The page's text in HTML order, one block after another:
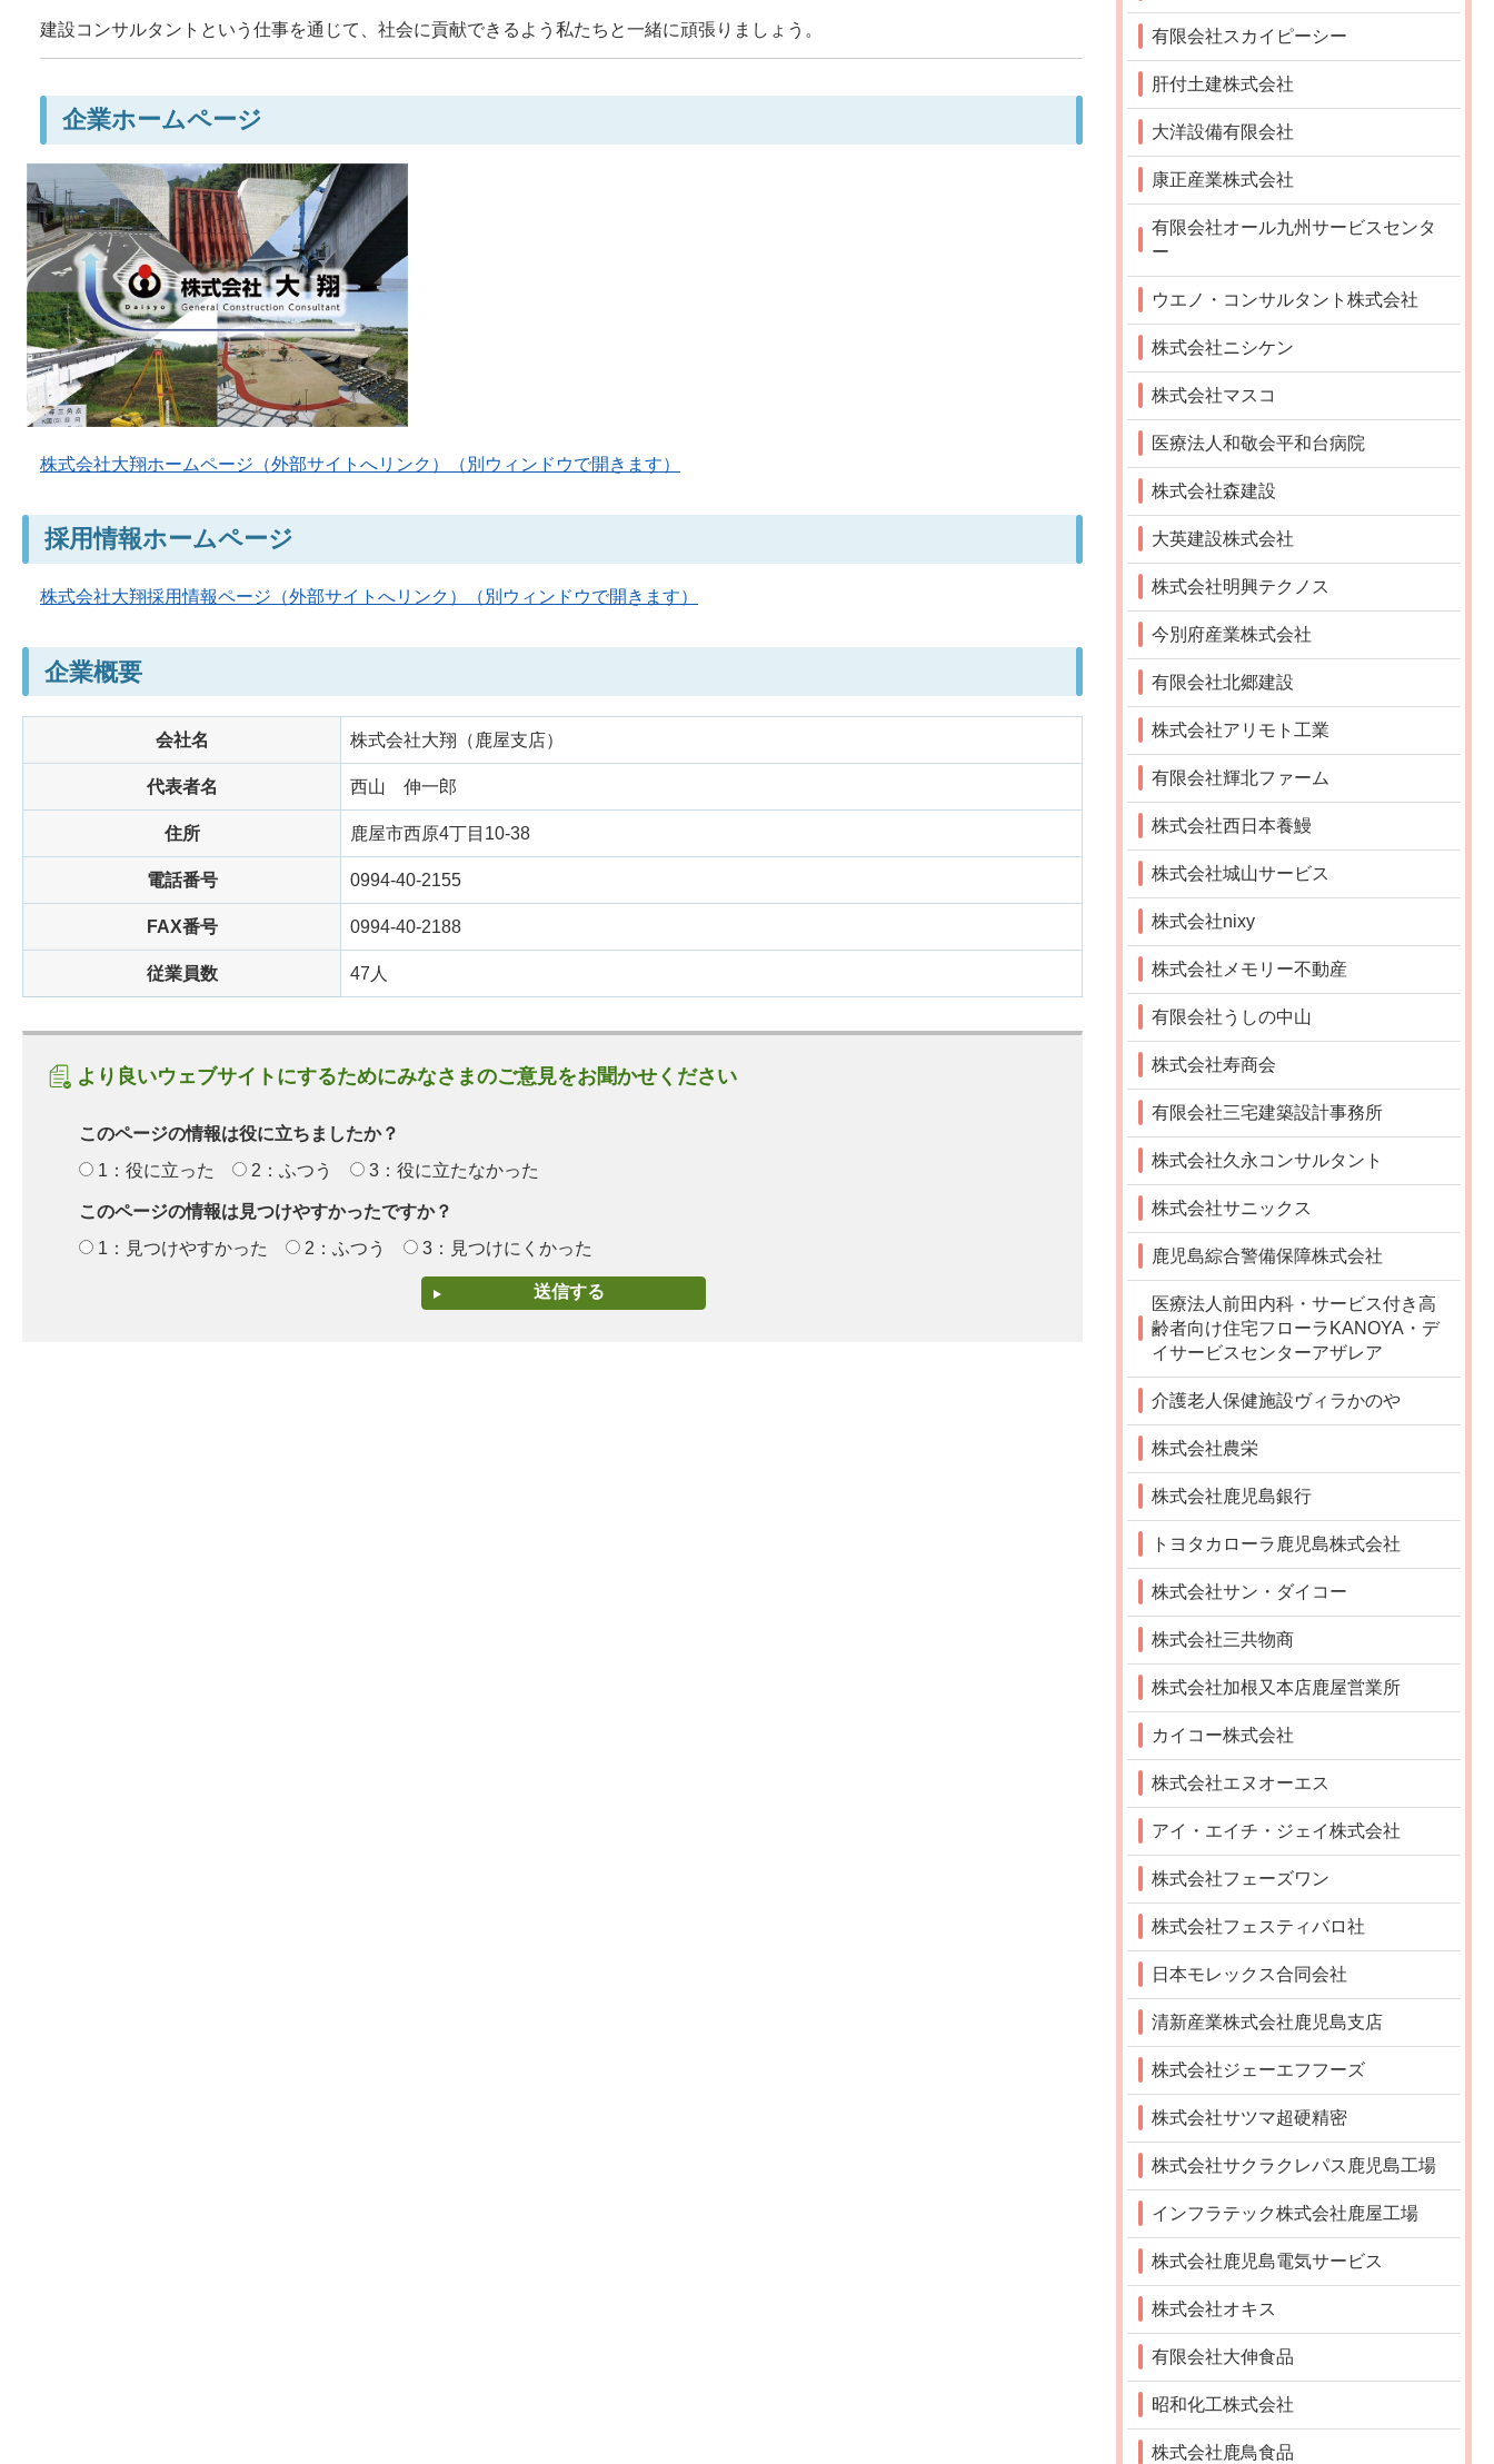
建設コンサルタントという仕事を通じて、社会に貢献できるよう私たちと一緒に頑張りましょう。
企業ホームページ
株式会社大翔ホームページ（外部サイトへリンク）（別ウィンドウで開きます）
採用情報ホームページ
株式会社大翔採用情報ページ（外部サイトへリンク）（別ウィンドウで開きます）
企業概要
会社名 株式会社大翔（鹿屋支店）
代表者名 西山 伸一郎
住所 鹿屋市西原4丁目10-38
電話番号 0994-40-2155
FAX番号 0994-40-2188
従業員数 47人
より良いウェブサイトにするためにみなさまのご意見をお聞かせください
このページの情報は役に立ちましたか？
1：役に立った
2：ふつう 3：役に立たなかった
このページの情報は見つけやすかったですか？
1：見つけやすかった
2：ふつう 3：見つけにくかった
有限会社スカイピーシー
肝付土建株式会社
大洋設備有限会社
康正産業株式会社
有限会社オール九州サービスセンタ
ー
ウエノ・コンサルタント株式会社
株式会社ニシケン
株式会社マスコ
医療法人和敬会平和台病院
株式会社森建設
大英建設株式会社
株式会社明興テクノス
今別府産業株式会社
有限会社北郷建設
株式会社アリモト工業
有限会社輝北ファーム
株式会社西日本養鰻
株式会社城山サービス
株式会社nixy
株式会社メモリー不動産
有限会社うしの中山
株式会社寿商会
有限会社三宅建築設計事務所
株式会社久永コンサルタント
株式会社サニックス
鹿児島綜合警備保障株式会社
医療法人前田内科・サービス付き高
齢者向け住宅フローラKANOYA・デ
イサービスセンターアザレア
介護老人保健施設ヴィラかのや
株式会社農栄
株式会社鹿児島銀行
トヨタカローラ鹿児島株式会社
株式会社サン・ダイコー
株式会社三共物商
株式会社加根又本店鹿屋営業所
カイコー株式会社
株式会社エヌオーエス
アイ・エイチ・ジェイ株式会社
株式会社フェーズワン
株式会社フェスティバロ社
日本モレックス合同会社
清新産業株式会社鹿児島支店
株式会社ジェーエフフーズ
株式会社サツマ超硬精密
株式会社サクラクレパス鹿児島工場
インフラテック株式会社鹿屋工場
株式会社鹿児島電気サービス
株式会社オキス
有限会社大伸食品
昭和化工株式会社
株式会社鹿鳥食品